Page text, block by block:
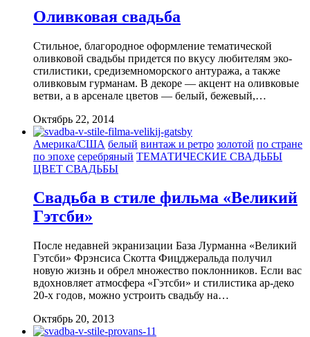
Оливковая свадьба
Стильное, благородное оформление тематической
оливковой свадьбы придется по вкусу любителям эко-
стилистики, средиземноморского антуража, а также
оливковым гурманам. В декоре — акцент на оливковые
ветви, а в арсенале цветов — белый, бежевый,…
Октябрь 22, 2014
Америка/США белый винтаж и ретро золотой по стране
по эпохе серебряный ТЕМАТИЧЕСКИЕ СВАДЬБЫ
ЦВЕТ СВАДЬБЫ
Свадьба в стиле фильма «Великий
Гэтсби»
После недавней экранизации База Лурманна «Великий
Гэтсби» Фрэнсиса Скотта Фицджеральда получил
новую жизнь и обрел множество поклонников. Если вас
вдохновляет атмосфера «Гэтсби» и стилистика ар-деко
20-х годов, можно устроить свадьбу на…
Октябрь 20, 2013